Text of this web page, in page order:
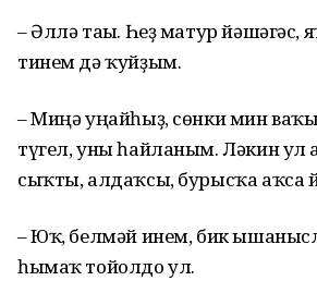
– Әллә тағы. Һеҙ матур йәшәгәс,
тинем дә ҡуйҙым.
– Миңә уңайһыҙ, сөнки мин
түгел, уны һайланым. Ләкин ул
сыҡты, алдаҡсы, бурысҡа аҡса
– Юҡ, белмәй инем, бик
һымаҡ тойолдо ул.